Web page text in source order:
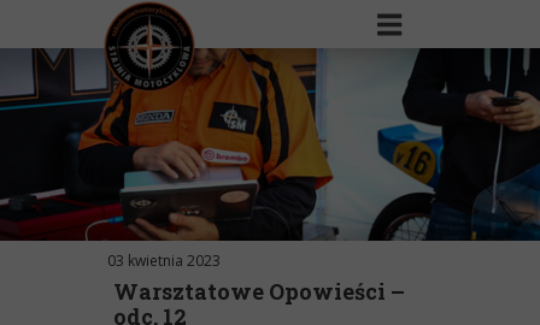
Warsztatowe Opowieści –
odc. 12
03 kwietnia 2023